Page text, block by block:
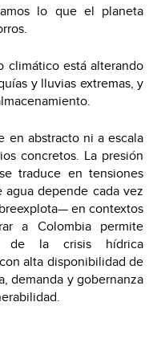
lo que el planeta
climático está alterando
y lluvias extremas, y
en abstracto ni a escala
concretos. La presión
traduce en tensiones
depende cada vez
en contextos
a Colombia permite
de la crisis hídrica
alta disponibilidad de
demanda y gobernanza